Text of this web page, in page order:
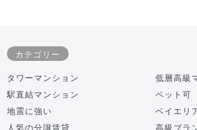
カテゴリー
タワーマンション
低層高級
駅直結マンション
ペット可
地震に強い
ベイエリ
人気の分譲賃貸
高級ブラ